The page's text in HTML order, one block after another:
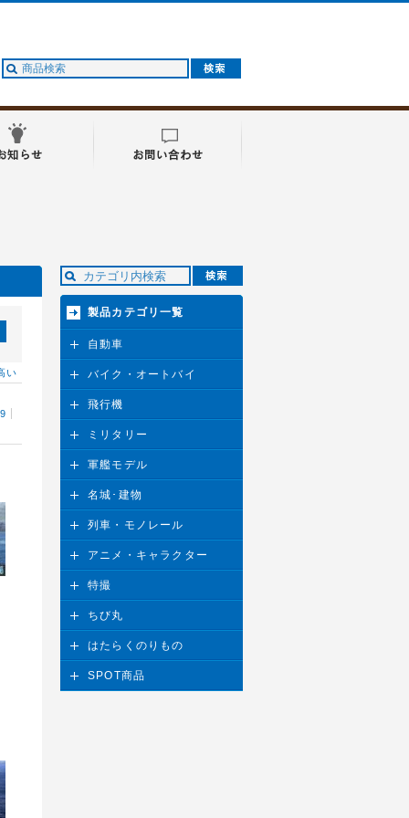
い
製品カテゴリ一覧
自動車
バイク・オートバイ
飛行機
ミリタリー
軍艦モデル
名城･建物
列車・モノレール
アニメ・キャラクター
特撮
ちび丸
はたらくのりもの
SPOT商品